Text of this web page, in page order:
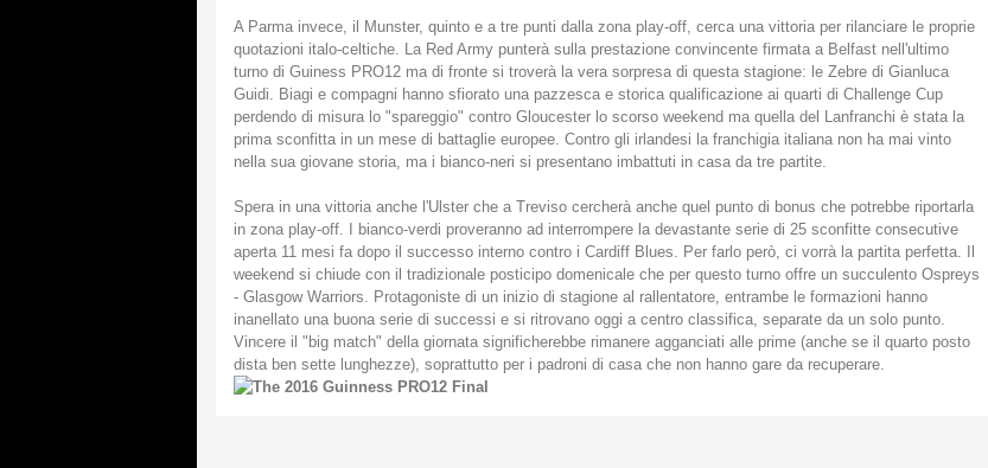
A Parma invece, il Munster, quinto e a tre punti dalla zona play-off, cerca una vittoria per rilanciare le proprie
quotazioni italo-celtiche. La Red Army punterà sulla prestazione convincente firmata a Belfast nell'ultimo
turno di Guiness PRO12 ma di fronte si troverà la vera sorpresa di questa stagione: le Zebre di Gianluca
Guidi. Biagi e compagni hanno sfiorato una pazzesca e storica qualificazione ai quarti di Challenge Cup
perdendo di misura lo "spareggio" contro Gloucester lo scorso weekend ma quella del Lanfranchi è stata la
prima sconfitta in un mese di battaglie europee. Contro gli irlandesi la franchigia italiana non ha mai vinto
nella sua giovane storia, ma i bianco-neri si presentano imbattuti in casa da tre partite.
Spera in una vittoria anche l'Ulster che a Treviso cercherà anche quel punto di bonus che potrebbe riportarla
in zona play-off. I bianco-verdi proveranno ad interrompere la devastante serie di 25 sconfitte consecutive
aperta 11 mesi fa dopo il successo interno contro i Cardiff Blues. Per farlo però, ci vorrà la partita perfetta. Il
weekend si chiude con il tradizionale posticipo domenicale che per questo turno offre un succulento Ospreys
- Glasgow Warriors. Protagoniste di un inizio di stagione al rallentatore, entrambe le formazioni hanno
inanellato una buona serie di successi e si ritrovano oggi a centro classifica, separate da un solo punto.
Vincere il "big match" della giornata significherebbe rimanere agganciati alle prime (anche se il quarto posto
dista ben sette lunghezze), soprattutto per i padroni di casa che non hanno gare da recuperare.